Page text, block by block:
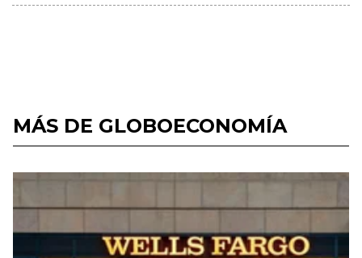
MÁS DE GLOBOECONOMÍA